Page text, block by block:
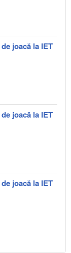
joacă la IET
joacă la IET
joacă la IET